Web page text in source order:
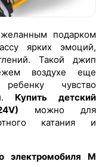
подарком
ярких эмоций,
Такой джип
воздухе еще
чувство
Купить детский
можно для
катания и
электромобиля M